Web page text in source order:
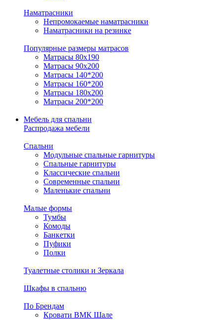
Наматрасники
Непромокаемые наматрасники
Наматрасники на резинке
Популярные размеры матрасов
Матрасы 80x190
Матрасы 90x200
Матрасы 140*200
Матрасы 160*200
Матрасы 180x200
Матрасы 200*200
Мебель для спальни
Распродажа мебели
Спальни
Модульные спальные гарнитуры
Спальные гарнитуры
Классические спальни
Современные спальни
Маленькие спальни
Малые формы
Тумбы
Комоды
Банкетки
Пуфики
Полки
Туалетные столики и Зеркала
Шкафы в спальню
По Брендам
Кровати ВМК Шале